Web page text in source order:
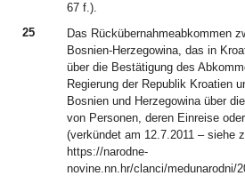
67 f.).
25
Das Rückübernahmeabkommen
Bosnien-Herzegowina, das in
über die Bestätigung des
Regierung der Republik Kroatien
Bosnien und Herzegowina über
von Personen, deren Einreise
(verkündet am 12.7.2011 – siehe
https://narodne-
novine.nn.hr/clanci/medunarodni/